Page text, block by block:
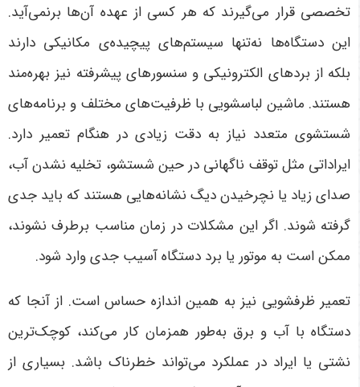
تخصصی قرار می‌گیرند که هر کسی از عهده آن‌ها برنمی‌آید.
این دستگاه‌ها نه‌تنها سیستم‌های پیچیده‌ی مکانیکی دارند
بلکه از بردهای الکترونیکی و سنسورهای پیشرفته نیز بهره‌مند
هستند. ماشین لباسشویی‌ با ظرفیت‌های مختلف و برنامه‌های
شستشوی متعدد نیاز به دقت زیادی در هنگام تعمیر دارد.
ایراداتی مثل توقف ناگهانی در حین شستشو، تخلیه نشدن آب،
صدای زیاد یا نچرخیدن دیگ نشانه‌هایی هستند که باید جدی
گرفته شوند. اگر این مشکلات در زمان مناسب برطرف نشوند،
ممکن است به موتور یا برد دستگاه آسیب جدی وارد شود.
تعمیر ظرفشویی نیز به همین اندازه حساس است. از آنجا که
دستگاه با آب و برق به‌طور همزمان کار می‌کند، کوچک‌ترین
نشتی یا ایراد در عملکرد می‌تواند خطرناک باشد. بسیاری از